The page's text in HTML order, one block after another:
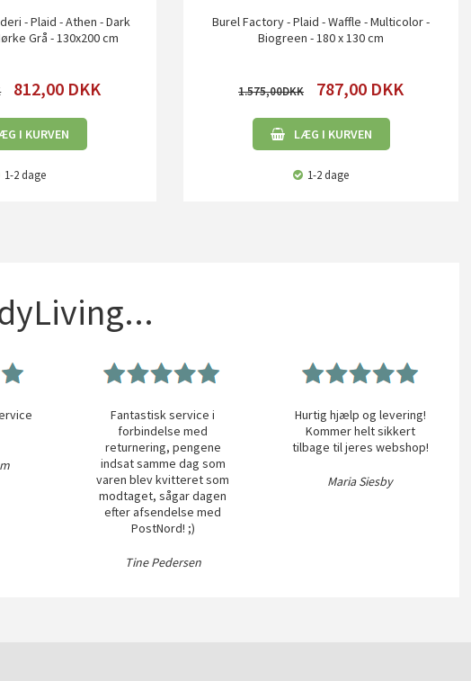
- Plaid - Athen - Dark
Grå - 130x200 cm
812,00 DKK
I KURVEN
1-2 dage
Burel Factory - Plaid - Waffle - Multicolor -
Biogreen - 180 x 130 cm
1.575,00 787,00 DKK
LÆG I KURVEN
1-2 dage
Fantastisk service i
forbindelse med
returnering, pengene
indsat samme dag som
varen blev kvitteret som
modtaget, sågar dagen
efter afsendelse med
PostNord! ;)
Tine Pedersen
Hurtig hjælp og levering!
Kommer helt sikkert
tilbage til jeres webshop!
Maria Siesby